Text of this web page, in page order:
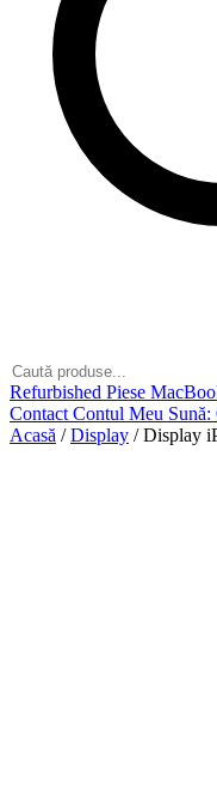
Refurbished Piese
Contact Contul Meu
Acasă / Display / Display